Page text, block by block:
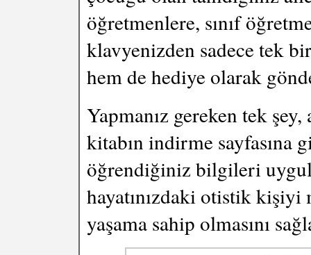
öğretmenlere, sınıf
klavyenizden sadece tek
hem de hediye olarak
Yapmanız gereken tek
kitabın indirme sayfasına
öğrendiğiniz bilgileri
hayatınızdaki otistik
yaşama sahip olmasını